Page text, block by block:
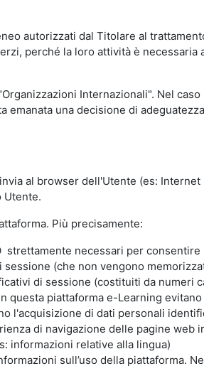
autorizzati dal Titolare al
perché la loro attività è
Internazionali". Nel
emanata una decisione di
al browser dell'Utente (es:
Utente.
Più precisamente:
necessari per
(che non vengono
di sessione (costituiti da
questa piattaforma e-Learning
l'acquisizione di dati personali
di navigazione delle pagine
informazioni relative alla lingua)
sull’uso della piattaforma.